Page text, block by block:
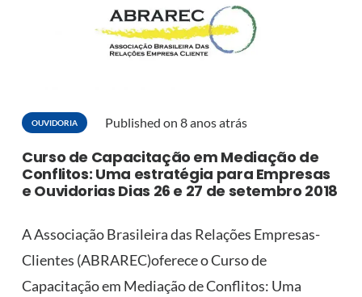
OUVIDORIA Published on 8 anos atrás
Curso de Capacitação em Mediação de
Conflitos: Uma estratégia para Empresas
e Ouvidorias Dias 26 e 27 de setembro 2018
A Associação Brasileira das Relações Empresas-
Clientes (ABRAREC)oferece o Curso de
Capacitação em Mediação de Conflitos: Uma